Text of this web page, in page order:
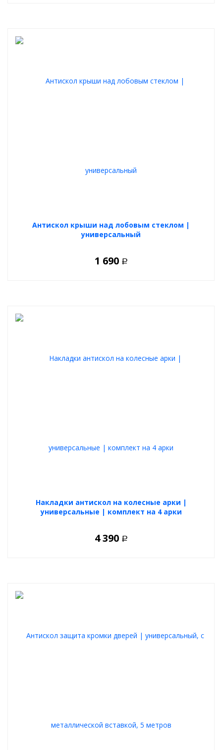
Антискол крыши над лобовым стеклом |
универсальный
1 690 Р
Накладки антискол на колесные арки |
универсальные | комплект на 4 арки
4 390 Р